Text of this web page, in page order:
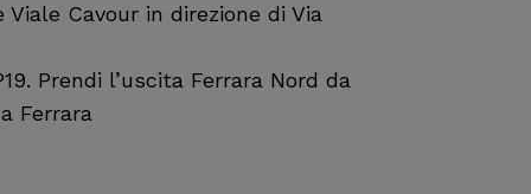
Viale Cavour in direzione di Via
Prendi l’uscita Ferrara Nord da
Ferrara